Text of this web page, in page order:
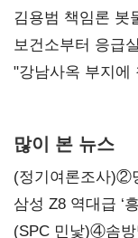
김용범 책임론 봇
보건소부터 응급
"강남사옥 부지
많이 본 뉴스
(정기여론조사)②
삼성 Z8 역대급 ‘
대전’
(SPC 민낯)④솜방